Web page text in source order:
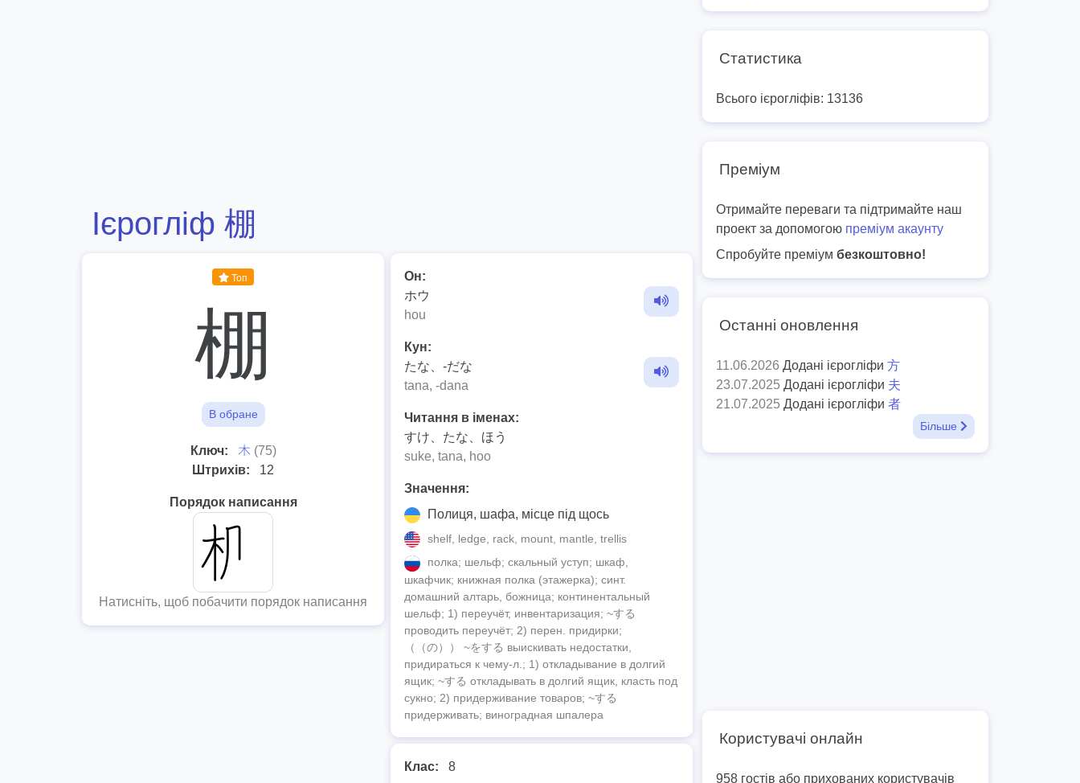
Ієрогліф 棚
Топ
棚
В обране
Ключ: ⽊ (75)
Штрихів:
12
Порядок написання
Натисніть, щоб побачити порядок написання
Он:
ホウ
hou
Кун:
たな、-だな
tana, -dana
Читання в іменах:
すけ、たな、ほう
suke, tana, hoo
Значення:
Полиця, шафа, місце під щось
shelf, ledge, rack, mount, mantle, trellis
полка; шельф; скальный уступ; шкаф,
шкафчик; книжная полка (этажерка); синт.
домашний алтарь, божница; континентальный
шельф; 1) переучёт, инвентаризация; ~する
проводить переучёт; 2) перен. придирки;
（（の）） ~をする выискивать недостатки,
придираться к чему-л.; 1) откладывание в долгий
ящик; ~する откладывать в долгий ящик, класть под
сукно; 2) придерживание товаров; ~する
придерживать; виноградная шпалера
Клас:
8
Статистика
Всього ієрогліфів: 13136
Преміум
Отримайте переваги та підтримайте наш
проект за допомогою преміум акаунту
Спробуйте преміум безкоштовно!
Останні оновлення
11.06.2026 Додані ієрогліфи 方
23.07.2025 Додані ієрогліфи 夫
21.07.2025 Додані ієрогліфи 者
Більше
Користувачі онлайн
958 гостів або прихованих користувачів